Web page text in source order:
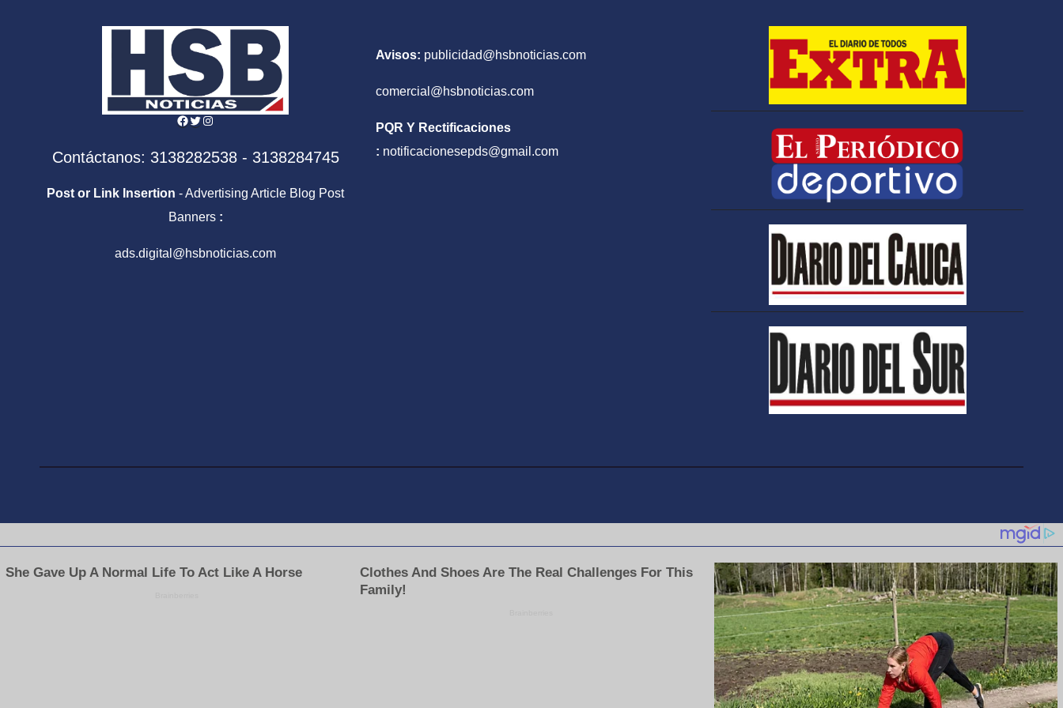
del Caribe
Facebook
Twitter
Instagram
Contáctanos: 3138282538 - 3138284745
Post or Link Insertion - Advertising Article Blog Post
Banners :
ads.digital@hsbnoticias.com
Avisos: publicidad@hsbnoticias.com
comercial@hsbnoticias.com
PQR Y Rectificaciones
: notificacionesepds@gmail.com